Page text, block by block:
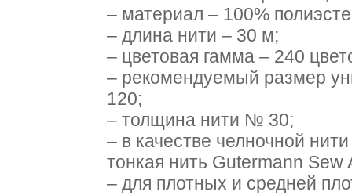
– материал – 100%
– длина нити – 30 м;
– цветовая гамма – 240
– рекомендуемый размер
120;
– толщина нити № 30;
– в качестве челночной
тонкая нить Gutermann Sew
– для плотных и средней